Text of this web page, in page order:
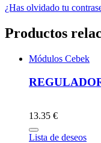
¿Has olvidado tu
Productos
Módulos Cebek
13.35 €
Lista de deseos